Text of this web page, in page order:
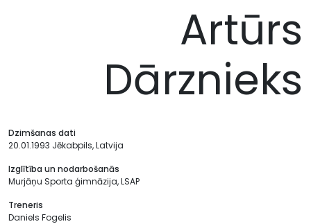
Artūrs
Dārznieks
Dzimšanas dati
20.01.1993 Jēkabpils, Latvija
Izglītība un nodarbošanās
Murjāņu Sporta ģimnāzija, LSAP
Treneris
Daniels Fogelis